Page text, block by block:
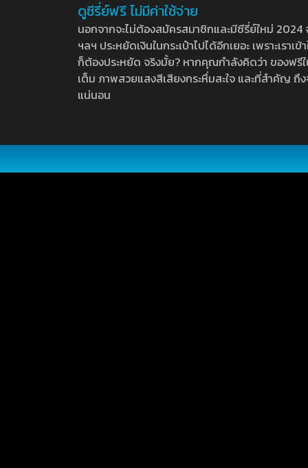
ดูซีรี่ย์ฟรี ไม่มีค่าใช้จ่าย
นอกจากจะไม่ต้องสมัครสมาชิกและมีซีรี่ย์ใหม่
ฯลฯ ประหยัดเงินในกระเป๋าไปได้อีกเยอะ เพราะเร
ก็ต้องประหยัด จริงมั้ย? หากคุณกำลังคิดว่า ของฟ
เต็ม ภาพสวยแสงสีเสียงกระหึ่มสะใจ และที่สำคัญ
แน่นอน